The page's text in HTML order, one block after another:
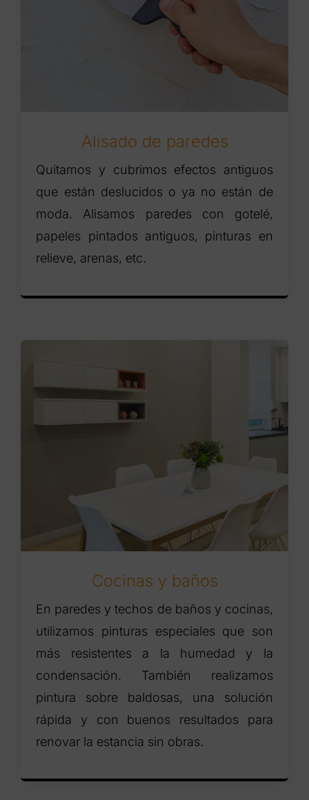
Alisado de paredes
Quitamos y cubrimos efectos antiguos
que están deslucidos o ya no están de
moda. Alisamos paredes con gotelé,
papeles pintados antiguos, pinturas en
relieve, arenas, etc.
Cocinas y baños
En paredes y techos de baños y cocinas,
utilizamos pinturas especiales que son
más resistentes a la humedad y la
condensación. También realizamos
pintura sobre baldosas, una solución
rápida y con buenos resultados para
renovar la estancia sin obras.